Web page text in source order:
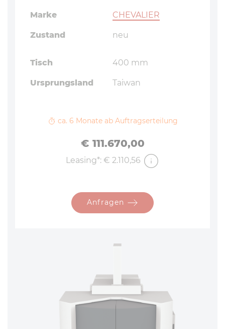
Marke CHEVALIER
Zustand neu
Tisch 400 mm
Ursprungsland Taiwan
ca. 6 Monate ab Auftragserteilung
Preis
€ 111.670,00
Leasing*: € 2.110,56
Anfragen